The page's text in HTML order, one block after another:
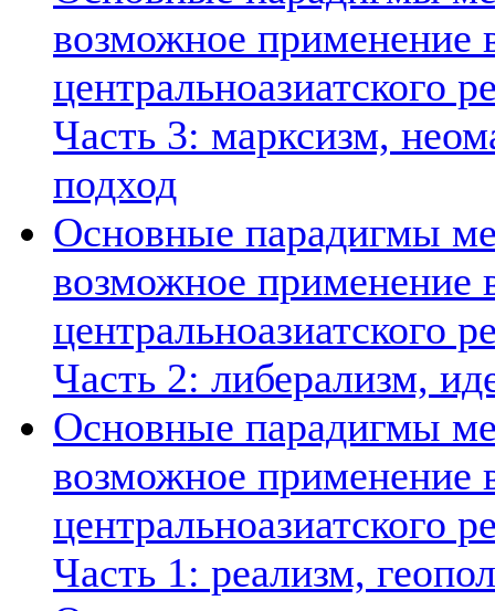
возможное применение
центральноазиатского
Часть 3: марксизм,
подход
Основные парадигмы
возможное применение
центральноазиатского
Часть 2: либерализм,
Основные парадигмы
возможное применение
центральноазиатского
Часть 1: реализм,